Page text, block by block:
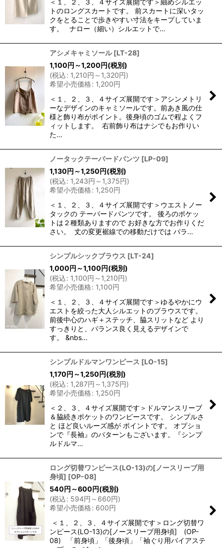
トのロングスカートです。 前スカートに深いタッ
クをとることで歩きやすい寸法をキープしていま
す。 ナロー（細い）シルエットで…
アシメキャミソール [LT-28]
1,100円 ～1,200円(税別)
(税込: 1,210円 ～1,320円)
希望小売価格: 1,200円
＜１、２、３、４サイズ展開です＞アシンメトリ
ーなデザインのキャミソールです。前あき風の仕
様と飾り布がポイント。後身頃のゴムで程よくフ
ィットします。 右前飾り布はナシでもお作りい
た…
ノータックテーパードパンツ [LP-09]
1,130円 ～1,250円(税別)
(税込: 1,243円 ～1,375円)
希望小売価格: 1,250円
＜１、２、３、４サイズ展開です＞ウエストノー
タックの テーパードパンツです。 後ろのポケッ
トは２種類ありますので お好きな方でお作りくだ
さい。 丈の変更裾線での移動だけでは バラ…
シンプルシックブラウス [LT-24]
1,000円 ～1,100円(税別)
(税込: 1,100円 ～1,210円)
希望小売価格: 1,100円
＜１、２、３、４サイズ展開です＞ゆるやかにウ
エストを絞った大人シルエットのブラウスです。
前後中心のハギ＋ステッチ、脇スリットなど より
すっきりと、バランス良く見えるデザインで
す。 &nbs…
シンプルドルマンワンピース [LO-15]
1,170円 ～1,250円(税別)
(税込: 1,287円 ～1,375円)
希望小売価格: 1,250円
＜２、３、４サイズ展開です＞ドルマンスリーブ
＆脇続きポケットのワンピースです。 シンプルさ
と ほど良いルーズ感が ポイントです。 オプショ
ンで『長袖』のパターンもございます。『シンプ
ルドルマ…
ロング切替ワンピース(LO-13)の[ノースリーブ用
身頃] [OP-08]
540円 ～600円(税別)
(税込: 594円 ～660円)
希望小売価格: 600円
＜１、２、３、４サイズ展開です＞ロング切替ワ
ンピース(LO-13)の[ノースリーブ用身頃] (OP-
08) 「前身頃」「後身頃」「袖ぐり用バイアステ